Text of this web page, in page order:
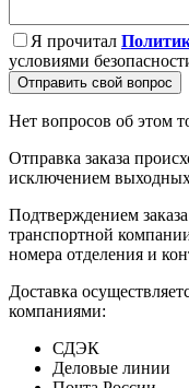
Я прочитал
условиями
Отправить свой вопрос
Нет вопросов об этом
Отправка заказа
исключением
Подтверждением
транспортной
номера отделения и
Доставка
компаниями:
СДЭК
Деловые линии